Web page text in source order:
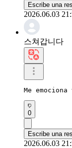
Escribe una
2026.06.03
스쳐갑니다
Me
0
Escribe una
2026.06.03